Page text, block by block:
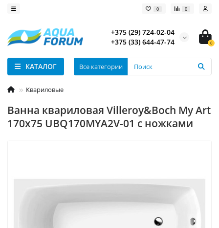
0 0
+375 (29) 724-02-04
+375 (33) 644-47-74
0
КАТАЛОГ Все категории
Квариловые
Ванна квариловая Villeroy&Boch My Art
170x75 UBQ170MYA2V-01 с ножками